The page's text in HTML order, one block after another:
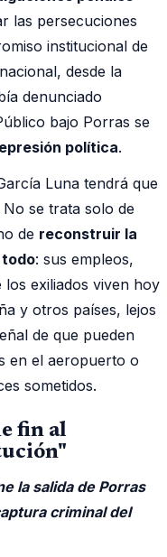
las persecuciones
institucional de
desde la
denunciado
bajo Porras se
política.
Luna tendrá que
se trata solo de
de reconstruir la
: sus empleos,
exiliados viven hoy
y otros países, lejos
de que pueden
en el aeropuerto o
sometidos.
fin al
la salida de Porras
criminal del